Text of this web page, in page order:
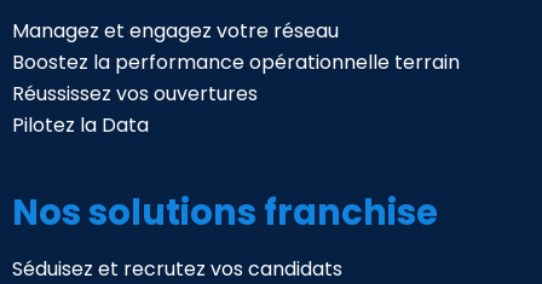
Managez et engagez votre réseau
Boostez la performance opérationnelle terrain
Réussissez vos ouvertures
Pilotez la Data
Nos solutions franchise
Séduisez et recrutez vos candidats